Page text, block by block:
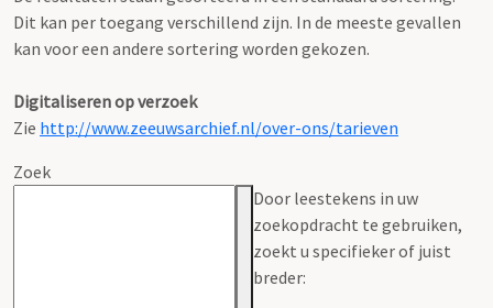
Dit kan per toegang verschillend zijn. In de meeste gevallen
kan voor een andere sortering worden gekozen.
Digitaliseren op verzoek
Zie http://www.zeeuwsarchief.nl/over-ons/tarieven
Zoek
Door leestekens in uw
zoekopdracht te gebruiken,
zoekt u specifieker of juist
breder: